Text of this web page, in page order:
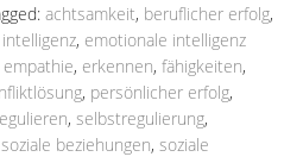
achtsamkeit, beruflicher erfolg,
, emotionale intelligenz
empathie, erkennen, fähigkeiten,
, persönlicher erfolg,
, selbstregulierung,
soziale beziehungen, soziale